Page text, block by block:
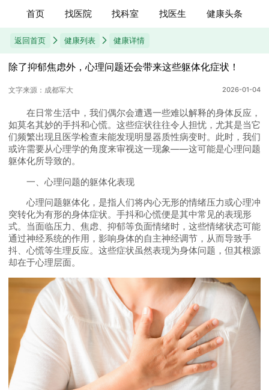
首页 找医院 找科室 找医生 健康头条
返回首页 健康列表 健康详情
除了抑郁焦虑外，心理问题还会带来这些躯体化症状！
文字来源：成都军大 2026-01-04
在日常生活中，我们偶尔会遭遇一些难以解释的身体反应，
如莫名其妙的手抖和心慌。这些症状往往令人担忧，尤其是当它
们频繁出现且医学检查未能发现明显器质性病变时。此时，我们
或许需要从心理学的角度来审视这一现象——这可能是心理问题
躯体化所导致的。
一、心理问题的躯体化表现
心理问题躯体化，是指人们将内心无形的情绪压力或心理冲
突转化为有形的身体症状。手抖和心慌便是其中常见的表现形
式。当面临压力、焦虑、抑郁等负面情绪时，这些情绪状态可能
通过神经系统的作用，影响身体的自主神经调节，从而导致手
抖、心慌等生理反应。这些症状虽然表现为身体问题，但其根源
却在于心理层面。